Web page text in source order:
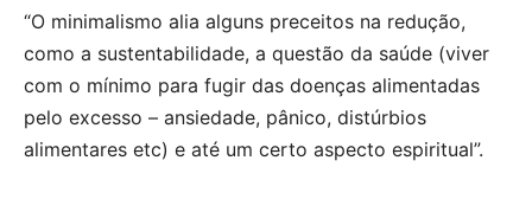
“O minimalismo alia alguns preceitos na redução,
como a sustentabilidade, a questão da saúde (viver
com o mínimo para fugir das doenças alimentadas
pelo excesso – ansiedade, pânico, distúrbios
alimentares etc) e até um certo aspecto espiritual”.